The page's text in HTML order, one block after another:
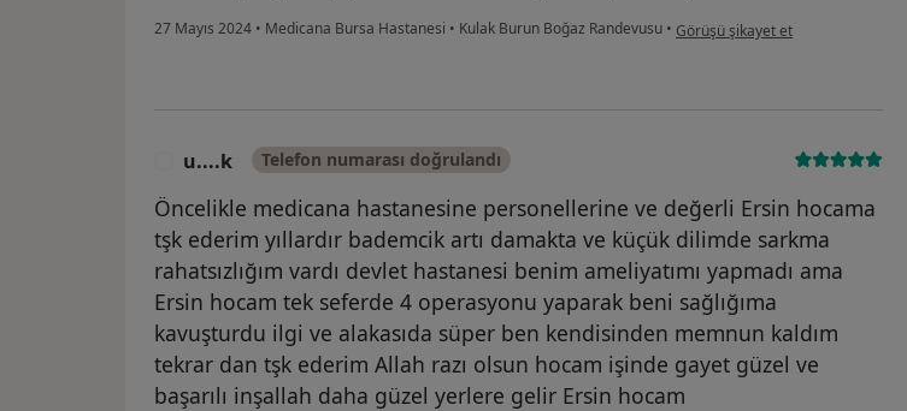
27 Mayıs 2024 • Medicana Bursa Hastanesi • Kulak Burun Boğaz Randevusu • kullanıcının görüşüne göre h.....
Görüşü şikayet et
u....k Telefon numarası doğrulandı
Öncelikle medicana hastanesine personellerine ve değerli Ersin hocama
tşk ederim yıllardır bademcik artı damakta ve küçük dilimde sarkma
rahatsızlığım vardı devlet hastanesi benim ameliyatımı yapmadı ama
Ersin hocam tek seferde 4 operasyonu yaparak beni sağlığıma
kavuşturdu ilgi ve alakasıda süper ben kendisinden memnun kaldım
tekrar dan tşk ederim Allah razı olsun hocam işinde gayet güzel ve
başarılı inşallah daha güzel yerlere gelir Ersin hocam